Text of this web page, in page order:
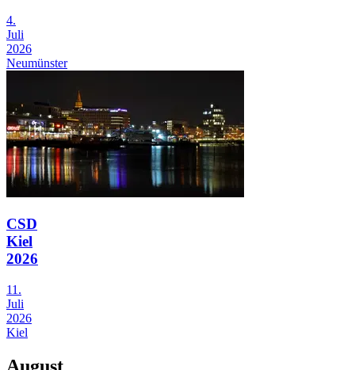
4.
Juli
2026
Neumünster
CSD
Kiel
2026
11.
Juli
2026
Kiel
August